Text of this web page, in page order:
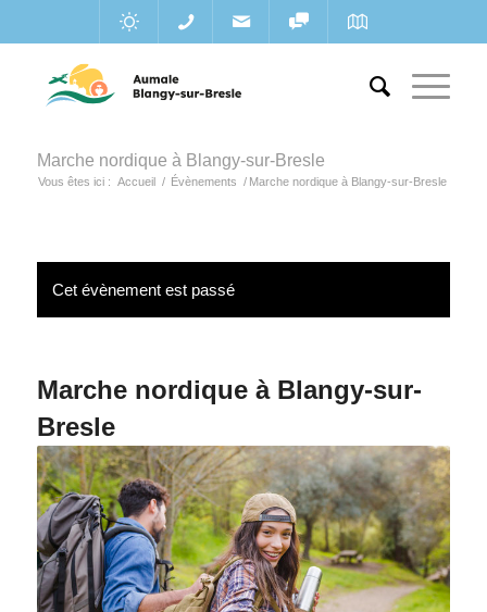
Marche nordique à Blangy-sur-Bresle
Vous êtes ici : Accueil / Évènements / Marche nordique à Blangy-sur-Bresle
Cet évènement est passé
Marche nordique à Blangy-sur-
Bresle